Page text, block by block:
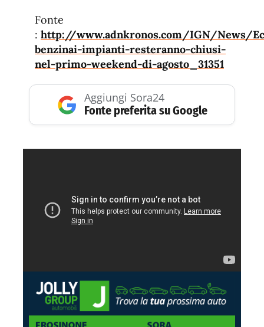
Fonte
: http://www.adnkronos.com/IGN/News/
benzinai-impianti-resteranno-chiusi-
nel-primo-weekend-di-agosto_31351
Aggiungi Sora24
Fonte preferita su Google